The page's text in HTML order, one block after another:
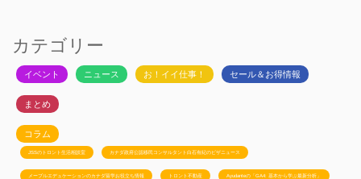
カテゴリー
イベント ニュース お！イイ仕事！ セール＆お得情報
まとめ
コラム
JSSのトロント生活相談室 カナダ政府公認移民コンサルタント白石有紀のビザニュース
メープルエデュケーションのカナダ留学お役立ち情報 トロント不動産 Ayudanteの「GA4: 基本から学ぶ最新分析」